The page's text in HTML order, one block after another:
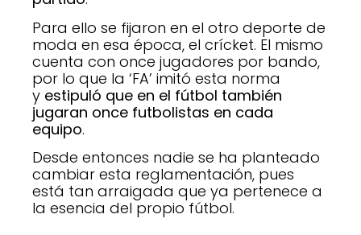
Para ello se fijaron en el otro deporte de
moda en esa época, el crícket. El mismo
cuenta con once jugadores por bando,
por lo que la ‘FA’ imitó esta norma
y estipuló que en el fútbol también
jugaran once futbolistas en cada
equipo.
Desde entonces nadie se ha planteado
cambiar esta reglamentación, pues
está tan arraigada que ya pertenece a
la esencia del propio fútbol.